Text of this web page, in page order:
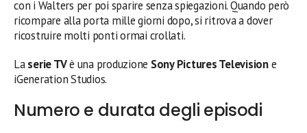
con i Walters per poi sparire senza spiegazioni. Quando però
ricompare alla porta mille giorni dopo, si ritrova a dover
ricostruire molti ponti ormai crollati.
Laserie TVè una produzione Sony Pictures Televisione
iGeneration Studios.
Numero e durata degli episodi